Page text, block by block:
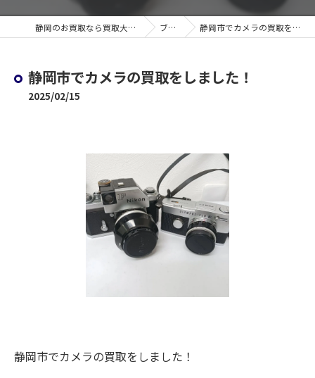
静岡のお買取なら買取大吉 新静岡店 ブログ 静岡市でカメラの買取をしました！
静岡市でカメラの買取をしました！
2025/02/15
静岡市でカメラの買取をしました！